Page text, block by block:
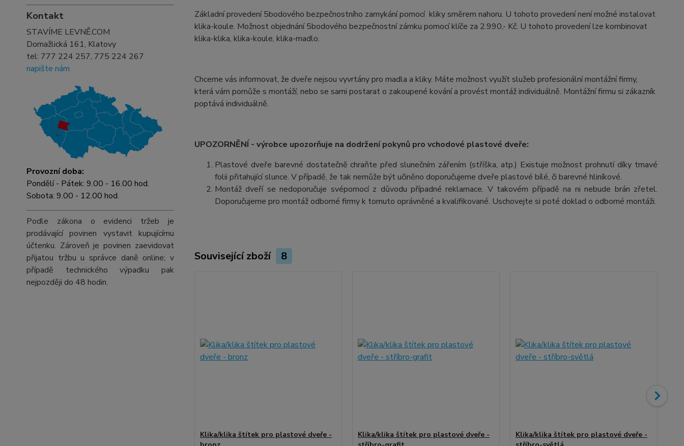
Kontakt
STAVÍME LEVNĚ.COM
Domažlická 161, Klatovy
tel: 777 224 257, 775 224 267
napište nám
Provozní doba:
Pondělí - Pátek: 9.00 - 16.00 hod.
Sobota: 9.00 - 12.00 hod.
Podle zákona o evidenci tržeb je
prodávající povinen vystavit kupujícímu
účtenku. Zároveň je povinen zaevidovat
přijatou tržbu u správce daně online; v
případě technického výpadku pak
nejpozději do 48 hodin.
Základní provedení 5bodového bezpečnostního zamykání pomocí kliky směrem nahoru. U tohoto provedení není možné instalovat
klika-koule. Možnost objednání 5bodového bezpečnostní zámku pomocí klíče za 2.990,- Kč. U tohoto provedení lze kombinovat
klika-klika, klika-koule, klika-madlo.
Chceme vás informovat, že dveře nejsou vyvrtány pro madla a kliky. Máte možnost využít služeb profesionální montážní firmy,
která vám pomůže s montáží, nebo se sami postarat o zakoupené kování a provést montáž individuálně. Montážní firmu si zákazník
poptává individuálně.
UPOZORNĚNÍ - výrobce upozorňuje na dodržení pokynů pro vchodové plastové dveře:
Plastové dveře barevné dostatečně chraňte před slunečním zářením (stříška, atp.) Existuje možnost prohnutí díky tmavé
folii přitahující slunce. V případě, že tak nemůže být učiněno doporučujeme dveře plastové bílé, či barevné hliníkové.
Montáž dveří se nedoporučuje svépomocí z důvodu případné reklamace. V takovém případě na ni nebude brán zřetel.
Doporučujeme pro montáž odborné firmy k tomuto oprávněné a kvalifikované. Uschovejte si poté doklad o odborné montáži.
Související zboží 8
Klika/klika štítek pro plastové dveře -
Klika/klika štítek pro plastové dveře -
Klika/klika štítek pro plastové dveře -